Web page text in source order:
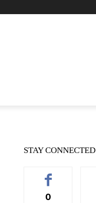
STAY CONNECTED
0